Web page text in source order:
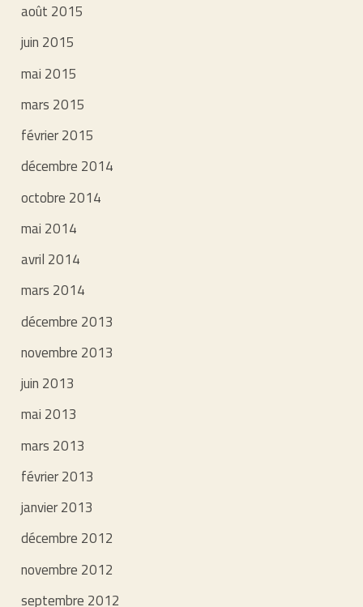
août 2015
juin 2015
mai 2015
mars 2015
février 2015
décembre 2014
octobre 2014
mai 2014
avril 2014
mars 2014
décembre 2013
novembre 2013
juin 2013
mai 2013
mars 2013
février 2013
janvier 2013
décembre 2012
novembre 2012
septembre 2012